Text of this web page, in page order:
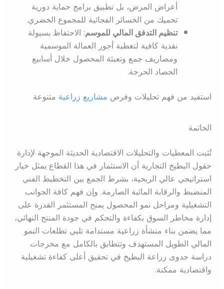
أعراض المرض، بل تطبيق برامج حماية دورية
تحميك من الخسائر الفجائية للمجموع الخضري.
تنظيم التدفق المالي للموسم: الاحتفاظ بسيولة
نقدية كافية لتغطية أجور العمالة الموسمية
ومصاريف جمع وتعبئة المحصول خلال أسابيع
الحصاد الحرجة.
استفيد من فهم تحليلات وفرص مشاريع زراعيةمتنوعة
الخاتمة
تُثبت المعطيات والتحليلات الاقتصادية الحديثة الموجهة لإدارة
حقول البطيخ التجارية أن الاستثمار في هذا القطاع يمثل خيار
استراتيجي عالي الربحية، بشرط الجمع بين التخطيط الفني
المنضبط والرقابة المائية الصارمة. وإن فهم كافة الجوانب
التشغيلية ومراحل نمو المحصول يمنح المستثمر القدرة على
إدارة مخاطر السوق بكفاءة والتحكم في جودة المنتج النهائي،
مما يضمن بناء منشأة زراعية مستدامة تلبي تطلعات النمو
المالي الطويل المستهدف وتتطابق بالكامل مع مخرجات
دراسة جدوى زراعة البطيخ في تحقيق أعلى كفاءة تشغيلية
واقتصادية ممكنة.